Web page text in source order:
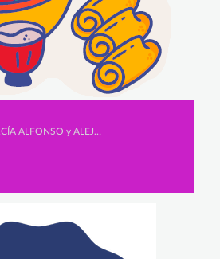
Secundaria, MARÍA GARCÍA ALFONSO y ALEJANDRA ZURDO GUTIÉRREZ